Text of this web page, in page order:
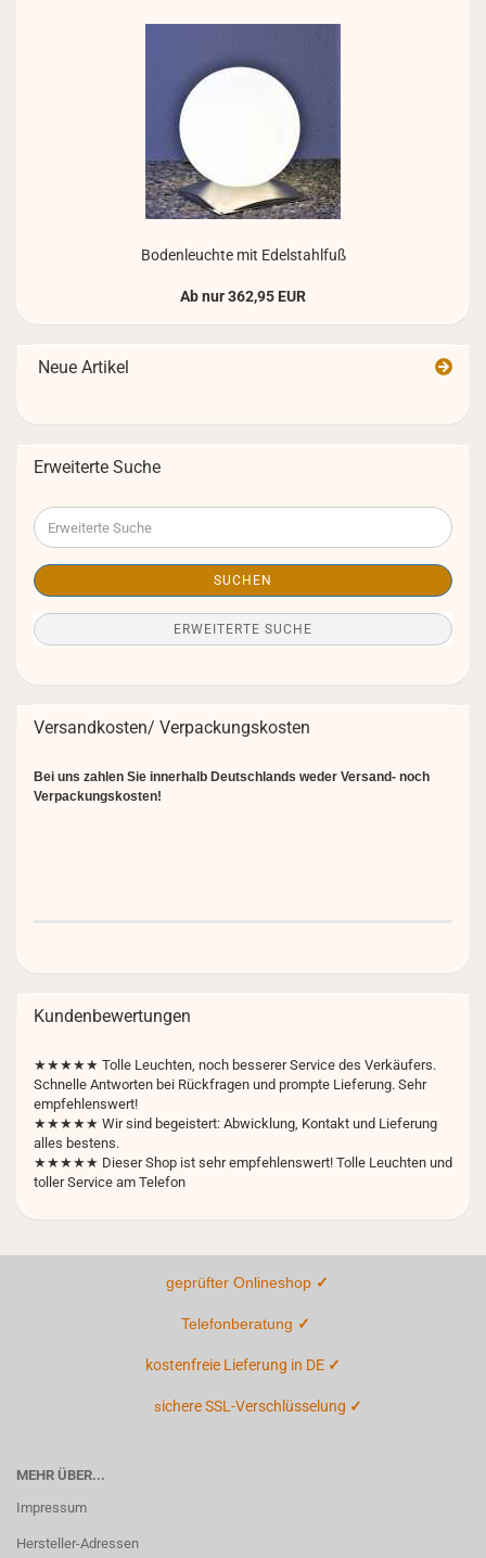
Bo­den­leuch­te mit Edel­stahl­fuß
Ab nur 362,95 EUR
Neue Artikel
Erweiterte Suche
Erweiterte
Suche
SUCHEN
ERWEITERTE SUCHE
Versandkosten/ Verpackungskosten
Bei uns zahlen Sie innerhalb Deutschlands weder Versand- noch
Verpackungskosten!
Kundenbewertungen
★★★★★ Tolle Leuchten, noch besserer Service des Verkäufers.
Schnelle Antworten bei Rückfragen und prompte Lieferung. Sehr
empfehlenswert!
★★★★★ Wir sind begeistert: Abwicklung, Kontakt und Lieferung
alles bestens.
★★★★★ Dieser Shop ist sehr empfehlenswert! Tolle Leuchten und
toller Service am Telefon
geprüfter Onlineshop ✓
Telefonberatung ✓
kostenfreie Lieferung in DE ✓
sichere SSL-Verschlüsselung ✓
MEHR ÜBER...
Impressum
Hersteller-Adressen